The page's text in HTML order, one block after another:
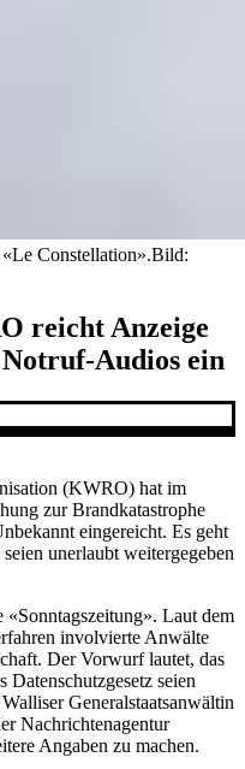
Constellation».Bild:
reicht Anzeige
Audios ein
(KWRO) hat im
zur Brandkatastrophe
eingereicht. Es geht
unerlaubt weitergegeben
«Sonntagszeitung». Laut dem
involvierte Anwälte
Der Vorwurf lautet, das
seien
Generalstaatsanwältin
Nachrichtenagentur
Angaben zu machen.